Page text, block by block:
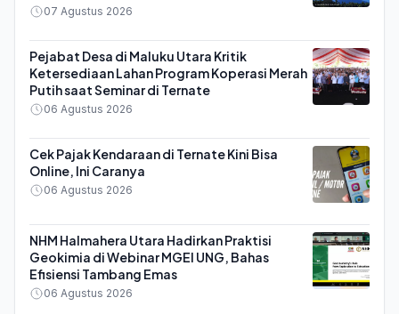
07 Agustus 2026
Pejabat Desa di Maluku Utara Kritik
Ketersediaan Lahan Program Koperasi Merah
Putih saat Seminar di Ternate
06 Agustus 2026
Cek Pajak Kendaraan di Ternate Kini Bisa
Online, Ini Caranya
06 Agustus 2026
NHM Halmahera Utara Hadirkan Praktisi
Geokimia di Webinar MGEI UNG, Bahas
Efisiensi Tambang Emas
06 Agustus 2026